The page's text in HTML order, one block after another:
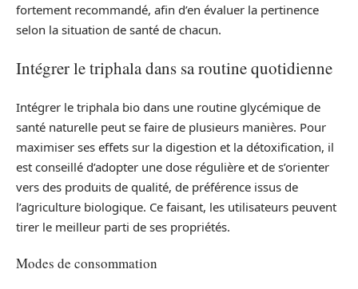
fortement recommandé, afin d’en évaluer la pertinence
selon la situation de santé de chacun.
Intégrer le triphala dans sa routine quotidienne
Intégrer le triphala bio dans une routine glycémique de
santé naturelle peut se faire de plusieurs manières. Pour
maximiser ses effets sur la digestion et la détoxification, il
est conseillé d’adopter une dose régulière et de s’orienter
vers des produits de qualité, de préférence issus de
l’agriculture biologique. Ce faisant, les utilisateurs peuvent
tirer le meilleur parti de ses propriétés.
Modes de consommation